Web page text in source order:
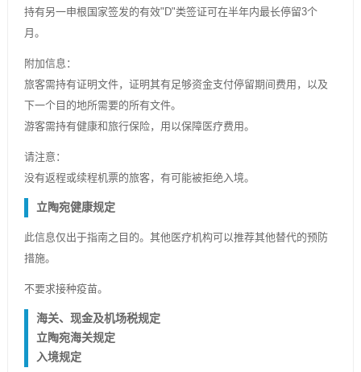
持有另一申根国家签发的有效"D"类签证可在半年内最长停留3个
月。
附加信息：
旅客需持有证明文件，证明其有足够资金支付停留期间费用，以及
下一个目的地所需要的所有文件。
游客需持有健康和旅行保险，用以保障医疗费用。
请注意：
没有返程或续程机票的旅客，有可能被拒绝入境。
立陶宛健康规定
此信息仅出于指南之目的。其他医疗机构可以推荐其他替代的预防
措施。
不要求接种疫苗。
海关、现金及机场税规定
立陶宛海关规定
入境规定